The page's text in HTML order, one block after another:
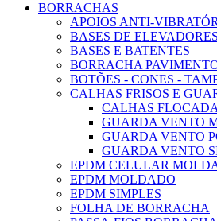
BORRACHAS
APOIOS ANTI-
BASES DE
BASES E BATENTES
BORRACHA
BOTÕES - CONES -
CALHAS FRISOS E
CALHAS
GUARDA VENTO
GUARDA VENTO
GUARDA VENTO
EPDM CELULAR
EPDM MOLDADO
EPDM SIMPLES
FOLHA DE BORRACHA